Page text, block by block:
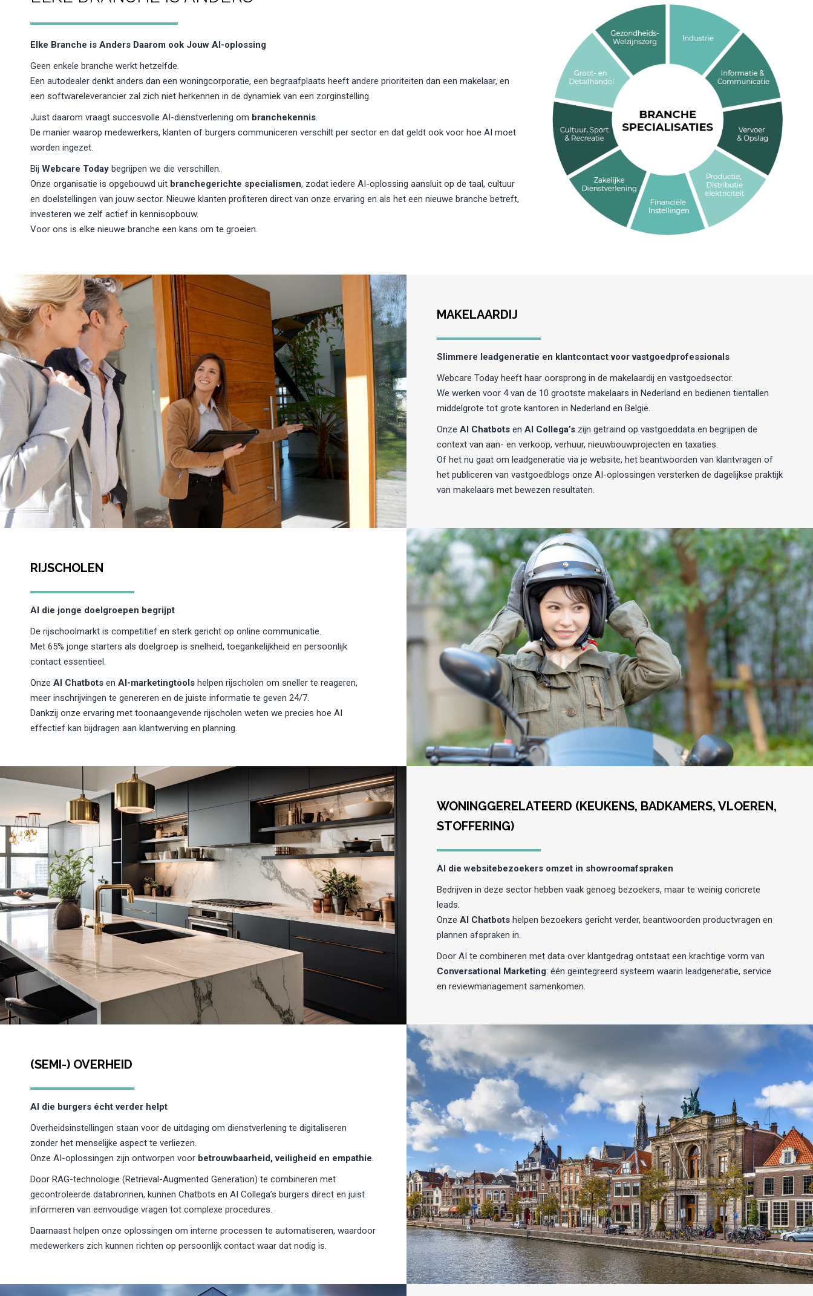
Elke Branche is Anders Daarom ook Jouw AI-oplossing
Geen enkele branche werkt hetzelfde.
Een autodealer denkt anders dan een woningcorporatie, een begraafplaats heeft andere prioriteiten dan een makelaar, en
een softwareleverancier zal zich niet herkennen in de dynamiek van een zorginstelling.
Juist daarom vraagt succesvolle AI-dienstverlening om branchekennis.
De manier waarop medewerkers, klanten of burgers communiceren verschilt per sector en dat geldt ook voor hoe AI moet
worden ingezet.
Bij Webcare Today begrijpen we die verschillen.
Onze organisatie is opgebouwd uit branchegerichte specialismen, zodat iedere AI-oplossing aansluit op de taal, cultuur
en doelstellingen van jouw sector. Nieuwe klanten profiteren direct van onze ervaring en als het een nieuwe branche betreft,
investeren we zelf actief in kennisopbouw.
Voor ons is elke nieuwe branche een kans om te groeien.
MAKELAARDIJ
Slimmere leadgeneratie en klantcontact voor vastgoedprofessionals
Webcare Today heeft haar oorsprong in de makelaardij en vastgoedsector.
We werken voor 4 van de 10 grootste makelaars in Nederland en bedienen tientallen
middelgrote tot grote kantoren in Nederland en België.
Onze AI Chatbots en AI Collega’s zijn getraind op vastgoeddata en begrijpen de
context van aan- en verkoop, verhuur, nieuwbouwprojecten en taxaties.
Of het nu gaat om leadgeneratie via je website, het beantwoorden van klantvragen of
het publiceren van vastgoedblogs onze AI-oplossingen versterken de dagelijkse praktijk
van makelaars met bewezen resultaten.
RIJSCHOLEN
AI die jonge doelgroepen begrijpt
De rijschoolmarkt is competitief en sterk gericht op online communicatie.
Met 65% jonge starters als doelgroep is snelheid, toegankelijkheid en persoonlijk
contact essentieel.
Onze AI Chatbots en AI-marketingtools helpen rijscholen om sneller te reageren,
meer inschrijvingen te genereren en de juiste informatie te geven 24/7.
Dankzij onze ervaring met toonaangevende rijscholen weten we precies hoe AI
effectief kan bijdragen aan klantwerving en planning.
WONINGGERELATEERD (KEUKENS, BADKAMERS, VLOEREN,
STOFFERING)
AI die websitebezoekers omzet in showroomafspraken
Bedrijven in deze sector hebben vaak genoeg bezoekers, maar te weinig concrete
leads.
Onze AI Chatbots helpen bezoekers gericht verder, beantwoorden productvragen en
plannen afspraken in.
Door AI te combineren met data over klantgedrag ontstaat een krachtige vorm van
Conversational Marketing: één geïntegreerd systeem waarin leadgeneratie, service
en reviewmanagement samenkomen.
(SEMI-) OVERHEID
AI die burgers écht verder helpt
Overheidsinstellingen staan voor de uitdaging om dienstverlening te digitaliseren
zonder het menselijke aspect te verliezen.
Onze AI-oplossingen zijn ontworpen voor betrouwbaarheid, veiligheid en empathie.
Door RAG-technologie (Retrieval-Augmented Generation) te combineren met
gecontroleerde databronnen, kunnen Chatbots en AI Collega’s burgers direct en juist
informeren van eenvoudige vragen tot complexe procedures.
Daarnaast helpen onze oplossingen om interne processen te automatiseren, waardoor
medewerkers zich kunnen richten op persoonlijk contact waar dat nodig is.